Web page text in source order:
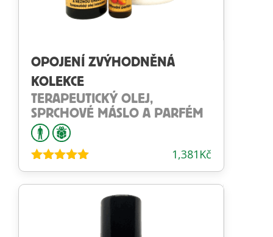
OPOJENÍ ZVÝHODNĚNÁ
KOLEKCE
TERAPEUTICKÝ OLEJ,
SPRCHOVÉ MÁSLO A PARFÉM
Hodnocení
1,381 Kč